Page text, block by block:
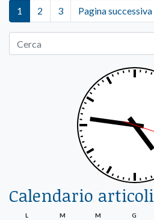
1 2 3 Pagina successiva
Calendario articoli
L M M G